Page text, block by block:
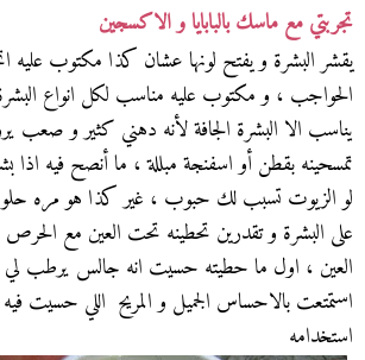
تجربتي مع ماسك بالبابايا و الاكسجين
يقشر البشرة و يفتح لونها عشان كذا مكتوب عليه
الحواجب ، و مكتوب عليه مناسب لكل انواع
يناسب الا البشرة الجافة لأنه دهني كثير و
تمسحينه بقطن أو اسفنجة مبللة ، ما أنصح فيه
لو الزيوت تسبب لك حبوب ، غير كذا هو مره
على البشرة و تقدرين تحطينه تحت العين مع
العين ، اول ما حطيته حسيت انه جالس يرطب
استمتعت بالاحساس الجميل و المريح اللي حسيت
استخدامه